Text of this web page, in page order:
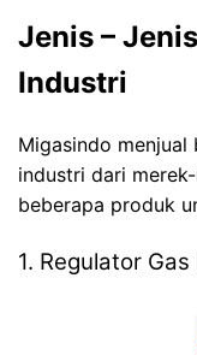
Jenis –
Industri
Migasindo
industri dari
beberapa produk
1. Regulator